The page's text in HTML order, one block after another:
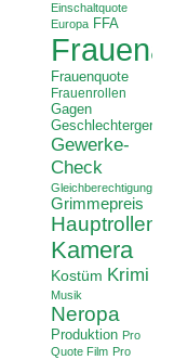
Einschaltquote
Europa FFA
Frauenquote
Frauenrollen
Gagen
Gewerke-
Check
Gleichberechtigung
Grimmepreis
Hauptrollen
Kamera
Kostüm Krimi
Musik
Neropa
Produktion Pro
Quote Film Pro